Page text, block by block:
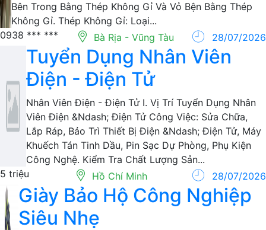
Bên Trong Bằng Thép Không Gỉ Và Vỏ Bện Bằng Thép
Không Gỉ. Thép Không Gỉ: Loại...
0938 *** ***
Bà Rịa - Vũng Tàu 28/07/2026
Tuyển Dụng Nhân Viên
Điện - Điện Tử
Nhân Viên Điện - Điện Tử I. Vị Trí Tuyển Dụng Nhân
Viên Điện &Ndash; Điện Tử Công Việc: Sửa Chữa,
Lắp Ráp, Bảo Trì Thiết Bị Điện &Ndash; Điện Tử, Máy
Khuếch Tán Tinh Dầu, Pin Sạc Dự Phòng, Phụ Kiện
Công Nghệ. Kiểm Tra Chất Lượng Sản...
5 triệu
Hồ Chí Minh 28/07/2026
Giày Bảo Hộ Công Nghiệp
Siêu Nhẹ